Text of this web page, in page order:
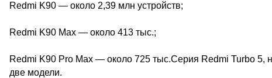
Redmi K90 — около 2,39 млн устройств;
Redmi K90 Max — около 413 тыс.;
Redmi K90 Pro Max — около 725 тыс.Серия Redmi Turbo 5,
две модели.